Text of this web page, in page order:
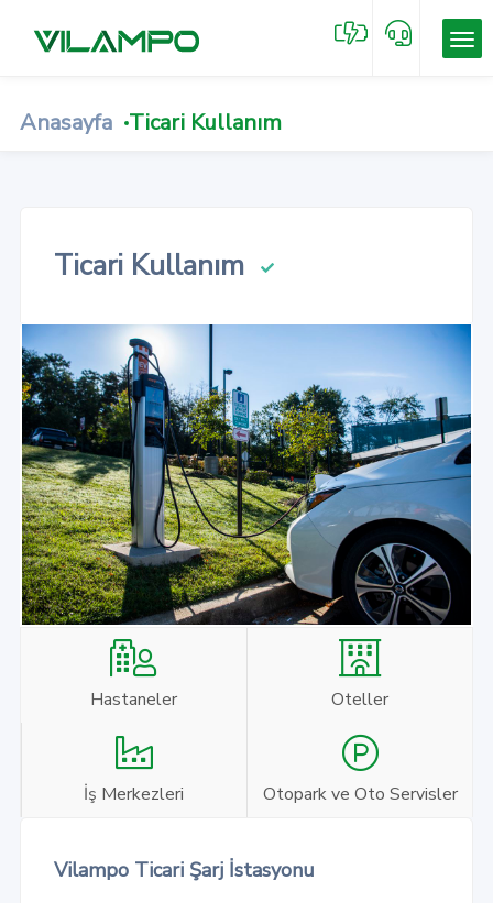
Anasayfa Ticari Kullanım
Ticari Kullanım
Hastaneler Oteller
İş Merkezleri Otopark ve Oto Servisler
Vilampo Ticari Şarj İstasyonu